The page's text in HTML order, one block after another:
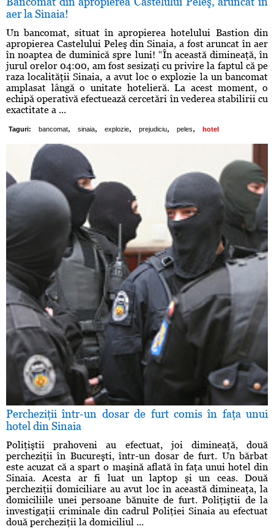
aer la Sinaia!
Un bancomat, situat în apropierea hotelului Bastion din
apropierea Castelului Peleş din Sinaia, a fost aruncat în aer
în noaptea de duminică spre luni! “În această dimineaţă, în
jurul orelor 04:00, am fost sesizaţi cu privire la faptul că pe
raza localităţii Sinaia, a avut loc o explozie la un bancomat
amplasat lângă o unitate hotelieră. La acest moment, o
echipă operativă efectuează cercetări în vederea stabilirii cu
exactitate a ...
Taguri: bancomat, sinaia, explozie, prejudiciu, peles, hotel
Percheziţii într-un dosar de furt comis în faţa unui
hotel din Sinaia
Poliţiştii prahoveni au efectuat, joi dimineaţă, două
percheziţii în Bucureşti, într-un dosar de furt. Un bărbat
este acuzat că a spart o maşină aflată în faţa unui hotel din
Sinaia. Acesta ar fi luat un laptop şi un ceas. Două
percheziţii domiciliare au avut loc în această dimineaţa, la
domiciliile unei persoane bănuite de furt. Poliţiştii de la
investigaţii criminale din cadrul Poliţiei Sinaia au efectuat
două percheziţii la domiciliul ...